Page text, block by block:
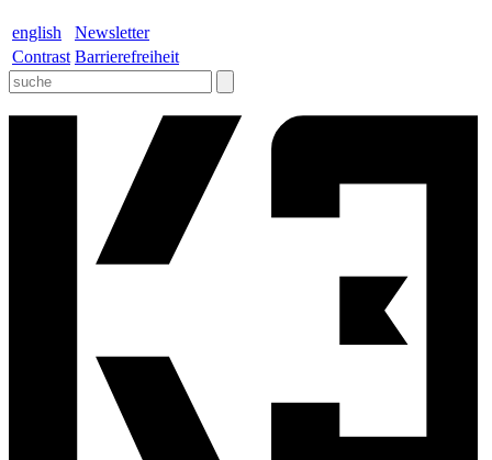
english
Newsletter
Contrast Barrierefreiheit